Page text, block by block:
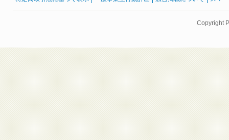
Copyright